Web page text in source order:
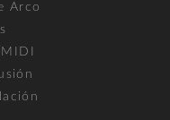
Arco